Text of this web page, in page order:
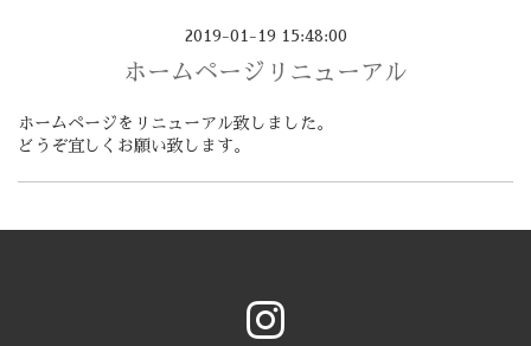
2019-01-19 15:48:00
ホームページリニューアル
ホームページをリニューアル致しました。
どうぞ宜しくお願い致します。